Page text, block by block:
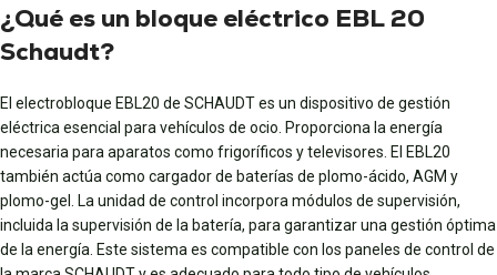
¿Qué es un bloque eléctrico EBL 20
Schaudt?
El electrobloque EBL20 de SCHAUDT es un dispositivo de gestión
eléctrica esencial para vehículos de ocio. Proporciona la energía
necesaria para aparatos como frigoríficos y televisores. El EBL20
también actúa como cargador de baterías de plomo-ácido, AGM y
plomo-gel. La unidad de control incorpora módulos de supervisión,
incluida la supervisión de la batería, para garantizar una gestión óptima
de la energía. Este sistema es compatible con los paneles de control de